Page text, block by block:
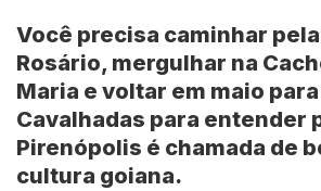
Você precisa caminhar pela
Rosário, mergulhar na
Maria e voltar em maio
Cavalhadas para entender
Pirenópolis é chamada de
cultura goiana.